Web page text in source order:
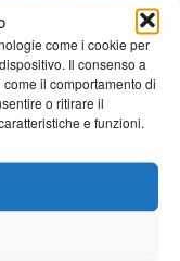
come i cookie per
Il consenso a
il comportamento di
o ritirare il
e funzioni.